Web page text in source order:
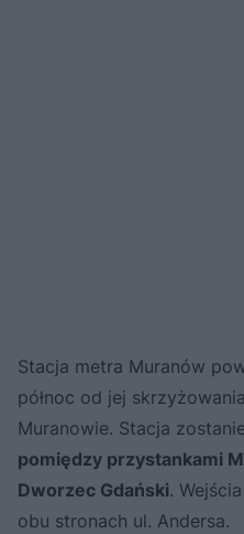
Stacja metra Muranów
północ od jej
Muranowie. Stacja
pomiędzy przystankami
Dworzec Gdański.
obu stronach ul. Andersa.